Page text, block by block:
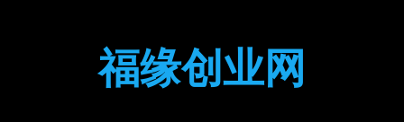
福缘创业网